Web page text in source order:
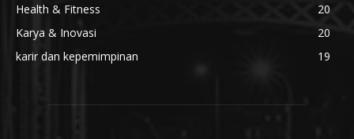
Health & Fitness
20
Karya & Inovasi
20
karir dan kepemimpinan
19